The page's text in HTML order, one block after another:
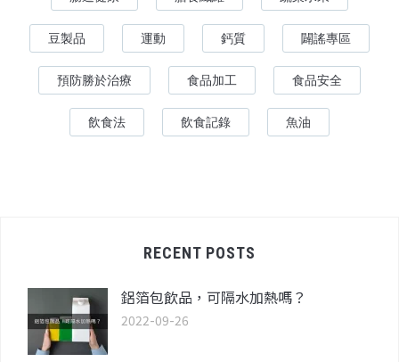
豆製品 運動 鈣質 闢謠專區
預防勝於治療 食品加工 食品安全
飲食法 飲食記錄 魚油
RECENT POSTS
鋁箔包飲品，可隔水加熱嗎？
2022-09-26